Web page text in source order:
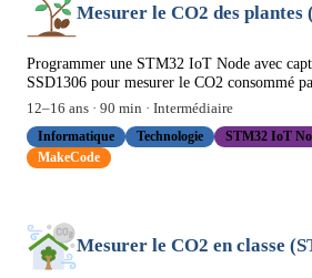
Mesurer le CO2 des plantes
Programmer une STM32 IoT Node avec
SSD1306 pour mesurer le CO2 consommé
12–16 ans · 90 min · Intermédiaire
Informatique
Technologie STM32 IoT
MakeCode
Mesurer le CO2 en classe